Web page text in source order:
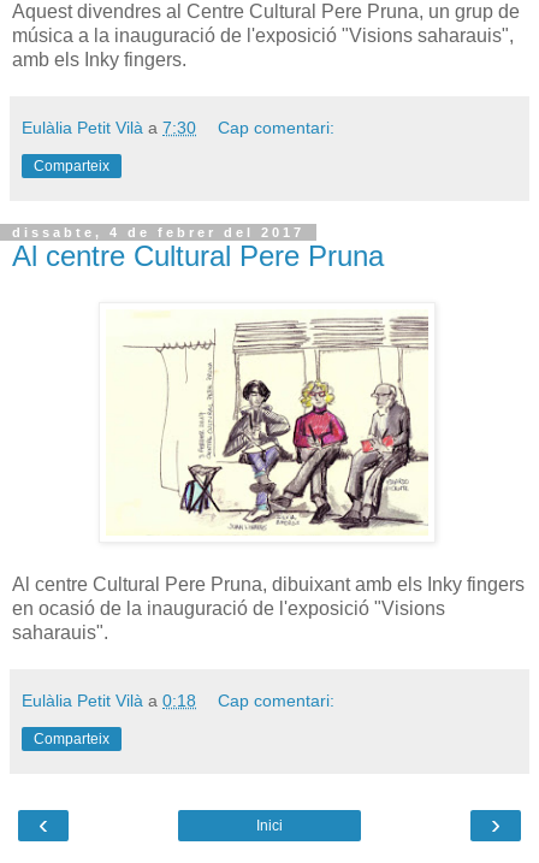
Aquest divendres al Centre Cultural Pere Pruna, un grup de
música a la inauguració de l'exposició "Visions saharauis",
amb els Inky fingers.
Eulàlia Petit Vilà a 7:30 Cap comentari:
Comparteix
dissabte, 4 de febrer del 2017
Al centre Cultural Pere Pruna
Al centre Cultural Pere Pruna, dibuixant amb els Inky fingers
en ocasió de la inauguració de l'exposició "Visions
saharauis".
Eulàlia Petit Vilà a 0:18 Cap comentari:
Comparteix
‹ ›
Inici